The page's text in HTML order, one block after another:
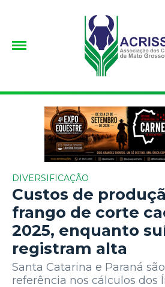
DIVERSIFICAÇÃO
Custos de
frango de corte
2025, enquanto
registram alta
Santa Catarina e Paraná
referência nos cálculos dos